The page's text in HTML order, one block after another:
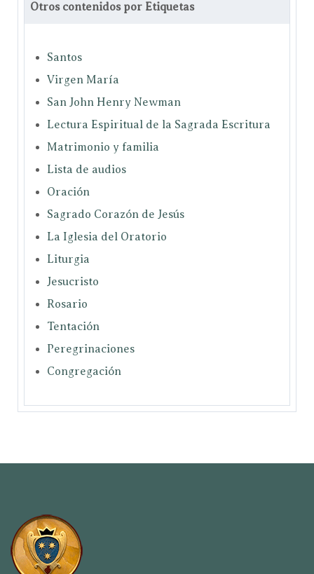
Otros contenidos por Etiquetas
Santos
Virgen María
San John Henry Newman
Lectura Espiritual de la Sagrada Escritura
Matrimonio y familia
Lista de audios
Oración
Sagrado Corazón de Jesús
La Iglesia del Oratorio
Liturgia
Jesucristo
Rosario
Tentación
Peregrinaciones
Congregación